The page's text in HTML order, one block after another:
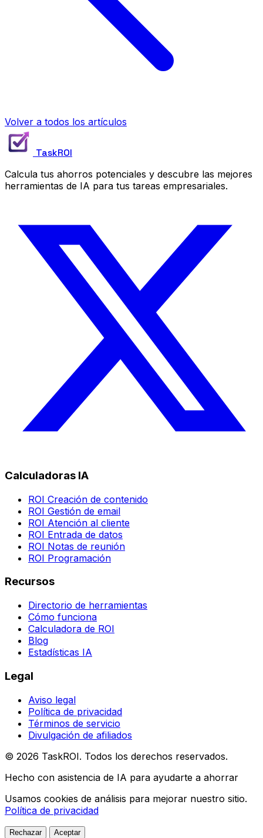
Volver a todos los artículos
TaskROI
Calcula tus ahorros potenciales y descubre las mejores
herramientas de IA para tus tareas empresariales.
Calculadoras IA
ROI Creación de contenido
ROI Gestión de email
ROI Atención al cliente
ROI Entrada de datos
ROI Notas de reunión
ROI Programación
Recursos
Directorio de herramientas
Cómo funciona
Calculadora de ROI
Blog
Estadísticas IA
Legal
Aviso legal
Política de privacidad
Términos de servicio
Divulgación de afiliados
© 2026 TaskROI. Todos los derechos reservados.
Hecho con asistencia de IA para ayudarte a ahorrar
Usamos cookies de análisis para mejorar nuestro sitio.
Política de privacidad
Rechazar Aceptar